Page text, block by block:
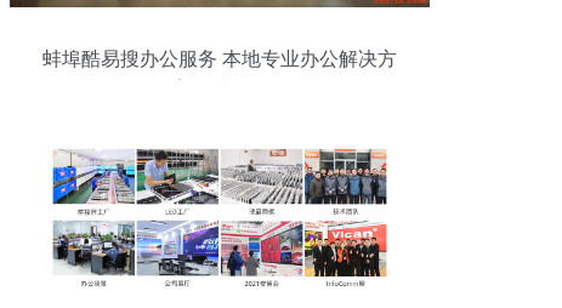
蚌埠酷易搜办公服务 本地专业办公解决方